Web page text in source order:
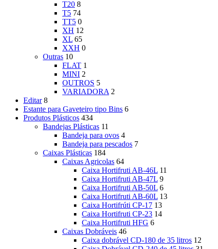
T20 8
T5 74
TT5 0
XH 12
XL 65
XXH 0
Outras 10
FLAT 1
MINI 2
OUTROS 5
VARIADORA 2
Editar 8
Estante para Gaveteiro tipo Bins 6
Produtos Plásticos 434
Bandejas Plásticas 11
Bandeja para ovos 4
Bandeja para pescados 7
Caixas Plásticas 184
Caixas Agricolas 64
Caixa Hortifruti AB-46L 11
Caixa Hortifruti AB-47L 9
Caixa Hortifruti AB-50L 6
Caixa Hortifruti AB-60L 13
Caixa Hortifrúti CP-17 13
Caixa Hortifruti CP-23 14
Caixa Hortifruti HFG 6
Caixas Dobráveis 46
Caixa dobrável CD-180 de 35 litros 12